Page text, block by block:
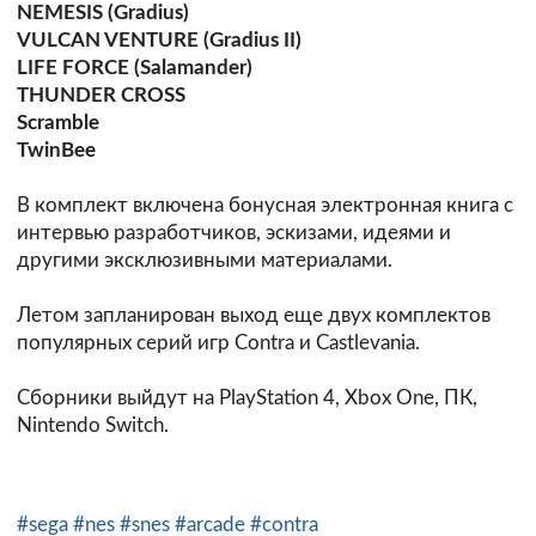
NEMESIS (Gradius)
VULCAN VENTURE (Gradius II)
LIFE FORCE (Salamander)
THUNDER CROSS
Scramble
TwinBee
В комплект включена бонусная электронная книга с
интервью разработчиков, эскизами, идеями и
другими эксклюзивными материалами.
Летом запланирован выход еще двух комплектов
популярных серий игр Contra и Castlevania.
Сборники выйдут на PlayStation 4, Xbox One, ПК,
Nintendo Switch.
#sega #nes #snes #arcade #contra